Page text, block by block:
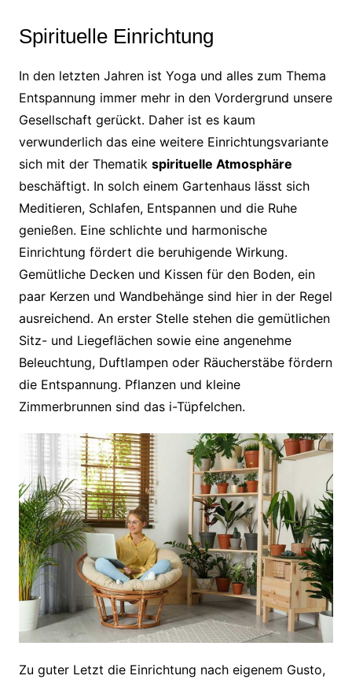
Spirituelle Einrichtung
In den letzten Jahren ist Yoga und alles zum Thema
Entspannung immer mehr in den Vordergrund unsere
Gesellschaft gerückt. Daher ist es kaum
verwunderlich das eine weitere Einrichtungsvariante
sich mit der Thematik spirituelle Atmosphäre
beschäftigt. In solch einem Gartenhaus lässt sich
Meditieren, Schlafen, Entspannen und die Ruhe
genießen. Eine schlichte und harmonische
Einrichtung fördert die beruhigende Wirkung.
Gemütliche Decken und Kissen für den Boden, ein
paar Kerzen und Wandbehänge sind hier in der Regel
ausreichend. An erster Stelle stehen die gemütlichen
Sitz- und Liegeflächen sowie eine angenehme
Beleuchtung, Duftlampen oder Räucherstäbe fördern
die Entspannung. Pflanzen und kleine
Zimmerbrunnen sind das i-Tüpfelchen.
Zu guter Letzt die Einrichtung nach eigenem Gusto,